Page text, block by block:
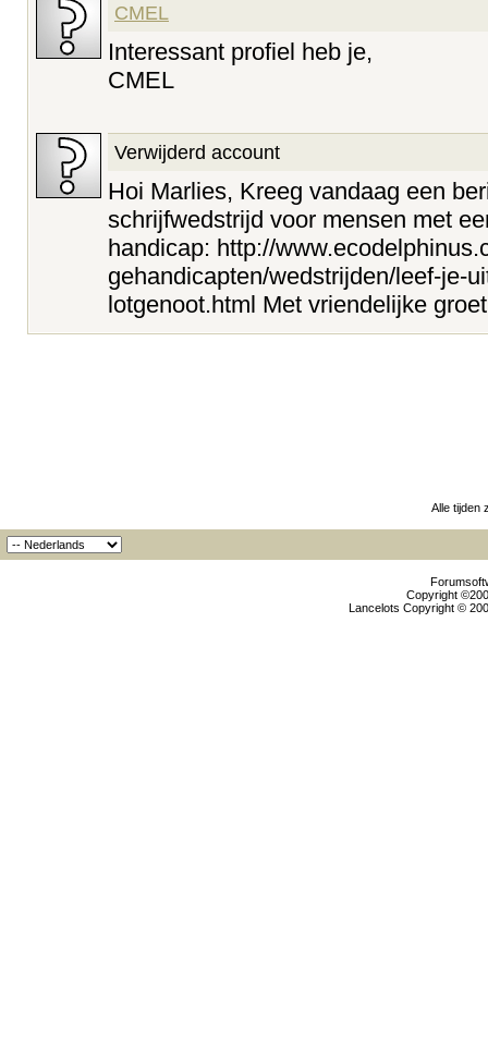
CMEL
Interessant profiel heb je,
CMEL
Verwijderd account
Hoi Marlies, Kreeg vandaag een
schrijfwedstrijd voor mensen met
handicap: http://
gehandicapten/wedstrijden/leef-je-
lotgenoot.html Met vriendelijke
Alle tijden
Copyright
Lancelots Copyright ©